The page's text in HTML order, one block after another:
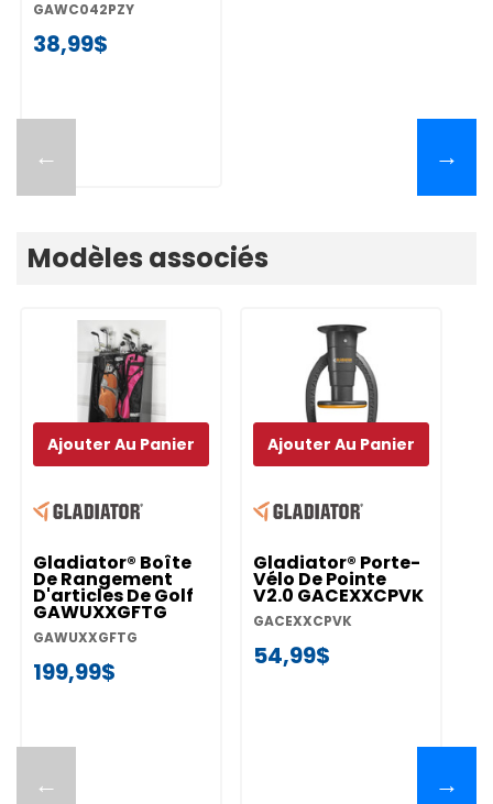
←
GAWC042PZY
GAWC042PZY
38,99$
→
Modèles associés
←
Gladiator® Boîte
De Rangement
D'articles De Golf
GAWUXXGFTG
GAWUXXGFTG
199,99$
Ajouter Au Panier
Gladiator® Porte-
Vélo De Pointe
V2.0 GACEXXCPVK
GACEXXCPVK
54,99$
Ajouter Au Panier
→